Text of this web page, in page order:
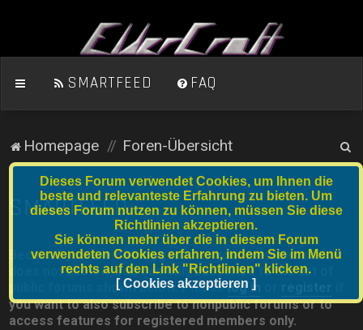
SMARTFEED FAQ
Homepage Foren-Übersicht
u
SMARTFEED
Because you are not logged in or your member status
does not allow it, you can only subscribe to the list of
public forums shown below. Pleaselog in
you want to also subscribe to nonpublic forums or to
access features for registered members only.
Dieses Forum verwendet Cookies, um Ihnen die
beste und relevanteste Erfahrung zu bieten. Um
dieses Forum nutzen zu können, müssen Sie diese
Richtlinien akzeptieren.
Sie können mehr über die in diesem Forum
verwendeten Cookies erfahren, indem Sie im Menü
rechts auf den Link "Richtlinien" klicken.
[ Cookies akzeptieren ]